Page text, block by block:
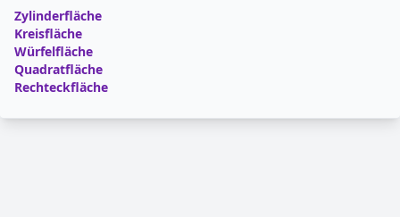
Zylinderfläche
Kreisfläche
Würfelfläche
Quadratfläche
Rechteckfläche